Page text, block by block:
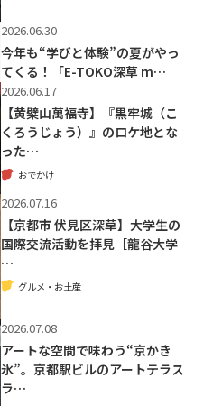
2026.06.30
今年も“学びと体験”の夏がやっ
てくる！「E-TOKO深草 m…
2026.06.17
【黄檗山萬福寺】『黒牢城（こ
くろうじょう）』のロケ地とな
った…
おでかけ
2026.07.16
【京都市 伏見区深草】大学生の
国際交流活動を拝見［龍谷大学
…
グルメ・お土産
2026.07.08
アートな空間で味わう“京かき
氷”。京都駅ビルのアートテラス
ラ…